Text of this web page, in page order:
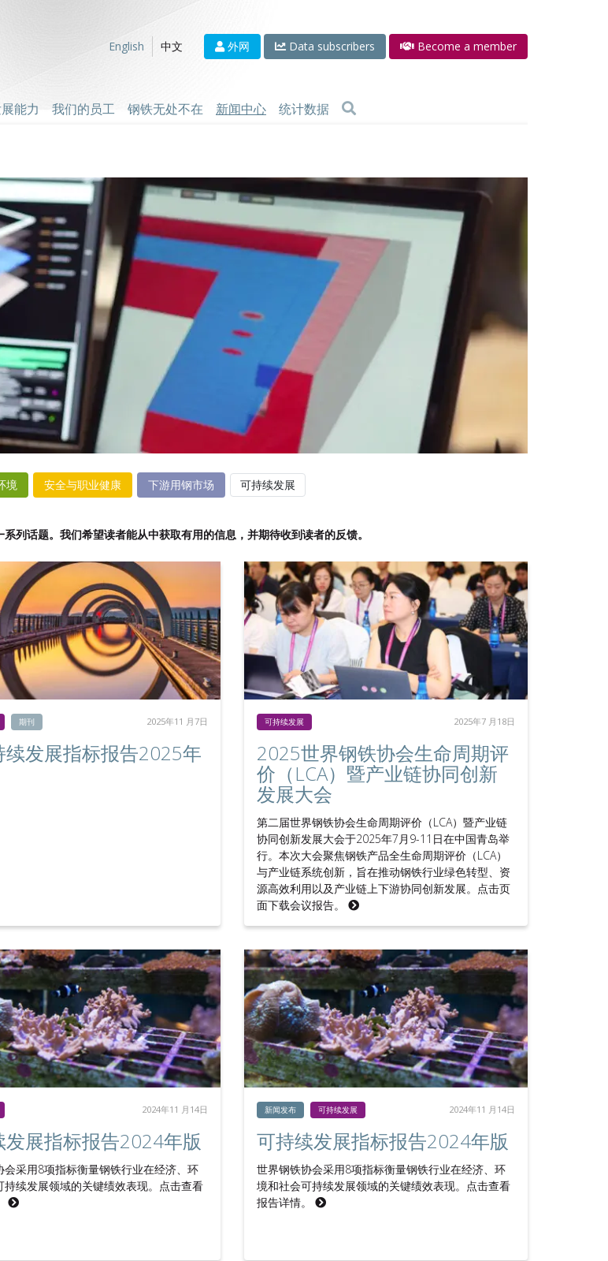
English
中文 外网 Data subscribers Become a member
能力 我们的员工 钢铁无处不在 新闻中心 统计数据
境 安全与职业健康 下游用钢市场 可持续发展
列话题。我们希望读者能从中获取有用的信息，并期待收到读者的反馈。
期刊 2025年11 月7日
续发展指标报告2025年
可持续发展 2025年7 月18日
2025世界钢铁协会生命周期评
价（LCA）暨产业链协同创新
发展大会
第二届世界钢铁协会生命周期评价（LCA）暨产业链
协同创新发展大会于2025年7月9-11日在中国青岛举
行。本次大会聚焦钢铁产品全生命周期评价（LCA）
与产业链系统创新，旨在推动钢铁行业绿色转型、资
源高效利用以及产业链上下游协同创新发展。点击页
面下载会议报告。
2024年11 月14日
发展指标报告2024年版
会采用8项指标衡量钢铁行业在经济、环
持续发展领域的关键绩效表现。点击查看
新闻发布 可持续发展 2024年11 月14日
可持续发展指标报告2024年版
世界钢铁协会采用8项指标衡量钢铁行业在经济、环
境和社会可持续发展领域的关键绩效表现。点击查看
报告详情。